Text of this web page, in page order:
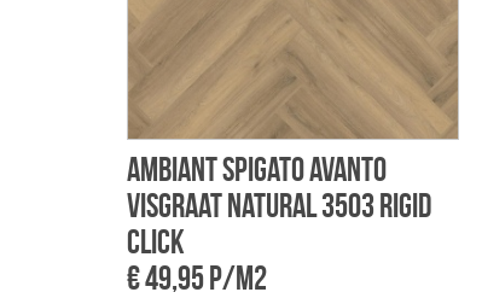
Ambiant Spigato Avanto
visgraat natural 3503 Rigid
click
€ 49,95 p/m2